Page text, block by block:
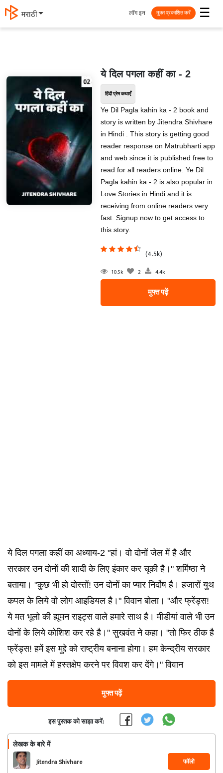
मराठी ☰
लॉग इन मुक्त प्रकाशित करें
ये दिल पगला कहीं का - 2
हिंदी प्रेम कथाएँ
Ye Dil Pagla kahin ka - 2 book and
story is written by Jitendra Shivhare
in Hindi . This story is getting good
reader response on Matrubharti app
and web since it is published free to
read for all readers online. Ye Dil
Pagla kahin ka - 2 is also popular in
Love Stories in Hindi and it is
receiving from online readers very
fast. Signup now to get access to
this story.
(4.5k)
10.5k 2 4.4k
मुफ्त पढ़ें
ये दिल पगला कहीं का अध्याय-2 "हां। वो दोनों जेल में है और
सरकार उन दोनों की शादी के लिए इंकार कर चूकी है।" शर्मिष्ठा ने
बताया। "कुछ भी हो दोस्तों! उन दोनों का प्यार निर्दोष है। हजारों युथ
कपल के लिये वो लोग आइडियल है।" विवान बोला। "और फ्रेंड्स!
ये मत भूलो की ह्यूमन राइट्स वाले हमारे साथ है। मीडीयां वाले भी उन
दोनों के लिये कोशिश कर रहे है।" सुखवंत ने कहा। "तो फिर ठीक है
फ्रेंड्स! हमें इस मुद्दे को राष्ट्रीय बनाना होगा। हम केन्द्रीय सरकार
को इस मामले में हस्तक्षेप करने पर विवश कर देंगे।" विवान
मुफ्त पढ़ें
इस पुस्तक को साझा करें:
लेखक के बारे में
Jitendra Shivhare फॉलो